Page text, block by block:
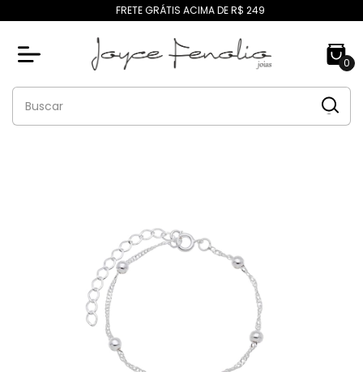
FRETE GRÁTIS ACIMA DE R$ 249
0